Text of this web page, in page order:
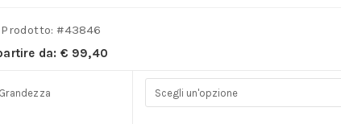
#43846
da: € 99,40
Grandezza